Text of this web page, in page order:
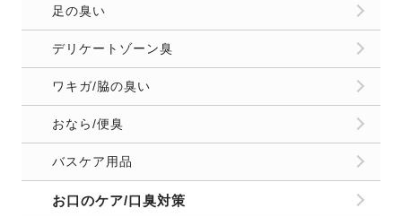
足の臭い
デリケートゾーン臭
ワキガ/脇の臭い
おなら/便臭
バスケア用品
お口のケア/口臭対策